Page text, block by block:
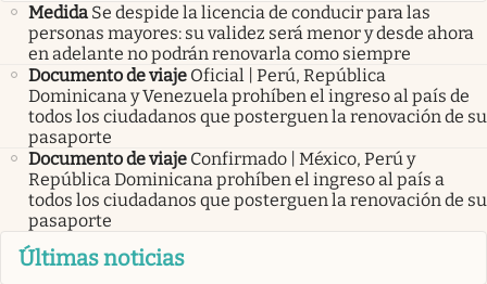
Medida Se despide la licencia de conducir para las
personas mayores: su validez será menor y desde ahora
en adelante no podrán renovarla como siempre
Documento de viaje Oficial | Perú, República
Dominicana y Venezuela prohíben el ingreso al país de
todos los ciudadanos que posterguen la renovación de su
pasaporte
Documento de viaje Confirmado | México, Perú y
República Dominicana prohíben el ingreso al país a
todos los ciudadanos que posterguen la renovación de su
pasaporte
Últimas noticias